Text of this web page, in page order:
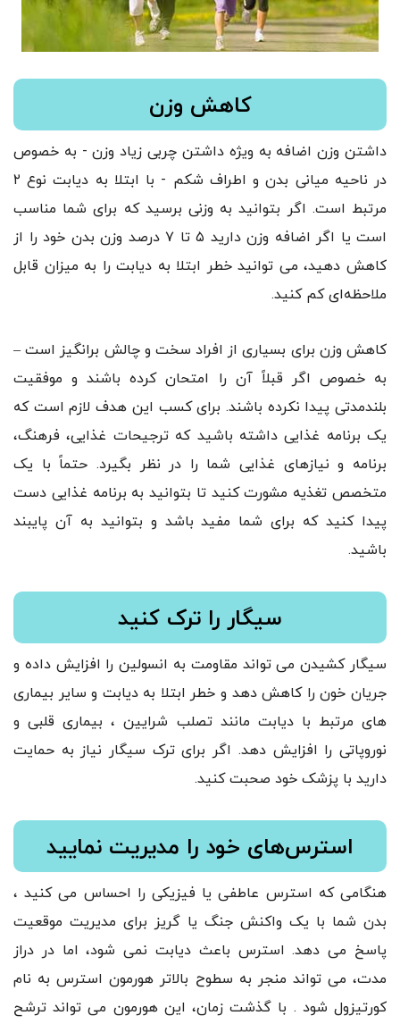
کاهش وزن
داشتن وزن اضافه به ویژه داشتن چربی زیاد وزن - به خصوص
در ناحیه میانی بدن و اطراف شکم - با ابتلا به دیابت نوع ۲
مرتبط است. اگر بتوانید به وزنی برسید که برای شما مناسب
است یا اگر اضافه وزن دارید ۵ تا ۷ درصد وزن بدن خود را از
کاهش دهید، می توانید خطر ابتلا به دیابت را به میزان قابل
ملاحظه‌ای کم کنید.
کاهش وزن برای بسیاری از افراد سخت و چالش برانگیز است –
به خصوص اگر قبلاً آن را امتحان کرده باشند و موفقیت
بلندمدتی پیدا نکرده باشند. برای کسب این هدف لازم است که
یک برنامه غذایی داشته باشید که ترجیحات غذایی، فرهنگ،
برنامه و نیازهای غذایی شما را در نظر بگیرد. حتماً با یک
متخصص تغذیه مشورت کنید تا بتوانید به برنامه غذایی دست
پیدا کنید که برای شما مفید باشد و بتوانید به آن پایبند
باشید.
سیگار را ترک کنید
سیگار کشیدن می تواند مقاومت به انسولین را افزایش داده و
جریان خون را کاهش دهد و خطر ابتلا به دیابت و سایر بیماری
های مرتبط با دیابت مانند تصلب شرایین ، بیماری قلبی و
نوروپاتی را افزایش دهد. اگر برای ترک سیگار نیاز به حمایت
دارید با پزشک خود صحبت کنید.
استرس‌های خود را مدیریت نمایید
هنگامی که استرس عاطفی یا فیزیکی را احساس می کنید ،
بدن شما با یک واکنش جنگ یا گریز برای مدیریت موقعیت
پاسخ می دهد. استرس باعث دیابت نمی شود، اما در دراز
مدت، می تواند منجر به سطوح بالاتر هورمون استرس به نام
کورتیزول شود . با گذشت زمان، این هورمون می تواند ترشح